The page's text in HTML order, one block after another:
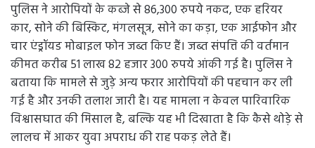
पुलिस ने आरोपियों के कब्जे से 86,300 रुपये नकद, एक हरियर
कार, सोने की बिस्किट, मंगलसूत्र, सोने का कड़ा, एक आईफोन और
चार एंड्रॉयड मोबाइल फोन जब्त किए हैं। जब्त संपत्ति की वर्तमान
कीमत करीब 51 लाख 82 हजार 300 रुपये आंकी गई है। पुलिस ने
बताया कि मामले से जुड़े अन्य फरार आरोपियों की पहचान कर ली
गई है और उनकी तलाश जारी है। यह मामला न केवल पारिवारिक
विश्वासघात की मिसाल है, बल्कि यह भी दिखाता है कि कैसे थोड़े से
लालच में आकर युवा अपराध की राह पकड़ लेते हैं।